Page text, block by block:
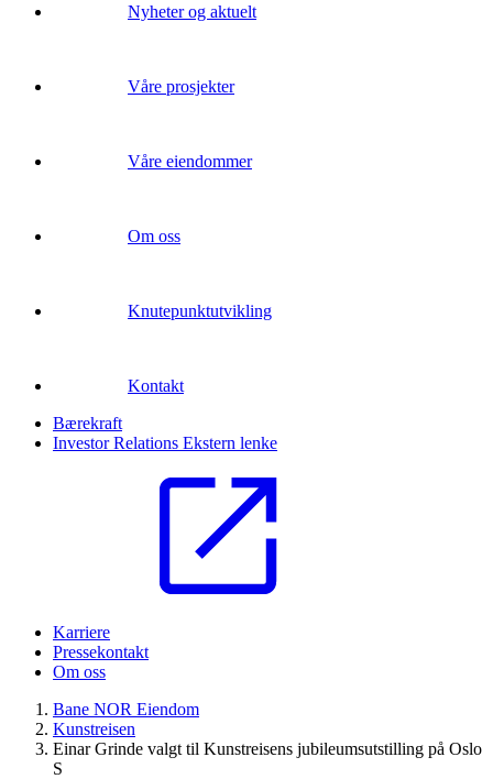
Nyheter og aktuelt
Våre prosjekter
Våre eiendommer
Om oss
Knutepunktutvikling
Kontakt
Bærekraft
Investor Relations Ekstern lenke
Karriere
Pressekontakt
Om oss
Bane NOR Eiendom
Kunstreisen
Einar Grinde valgt til Kunstreisens jubileumsutstilling på Oslo
S